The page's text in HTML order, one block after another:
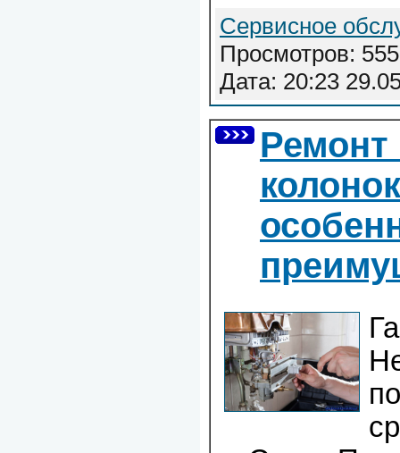
Сервисное
Просмотров:
Дата: 20:23
Ремонт